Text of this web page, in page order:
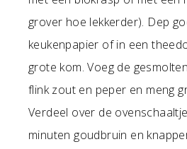
grover hoe lekkerder). Dep
keukenpapier of in een
grote kom. Voeg de
flink zout en peper en meng
Verdeel over de
minuten goudbruin en